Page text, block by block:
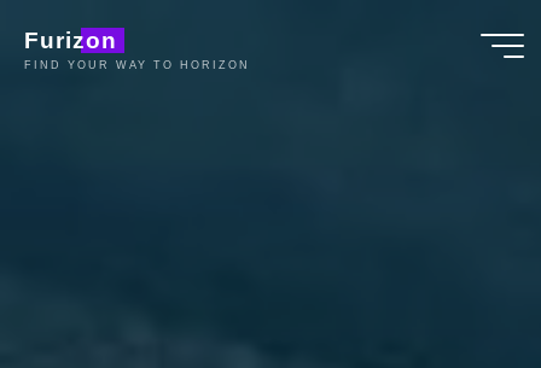
contenu
Furizon
FIND YOUR WAY TO HORIZON